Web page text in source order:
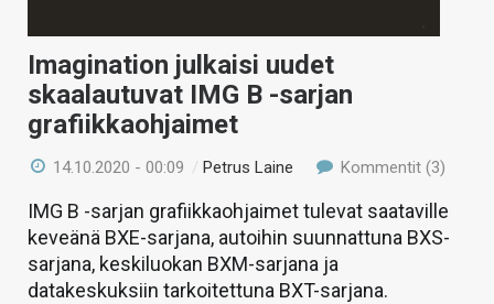
HAKU
Imagination julkaisi uudet
skaalautuvat IMG B -sarjan
grafiikkaohjaimet
14.10.2020 - 00:09 /Petrus Laine Kommentit (3)
IMG B -sarjan grafiikkaohjaimet tulevat saataville
keveänä BXE-sarjana, autoihin suunnattuna BXS-
sarjana, keskiluokan BXM-sarjana ja
datakeskuksiin tarkoitettuna BXT-sarjana.